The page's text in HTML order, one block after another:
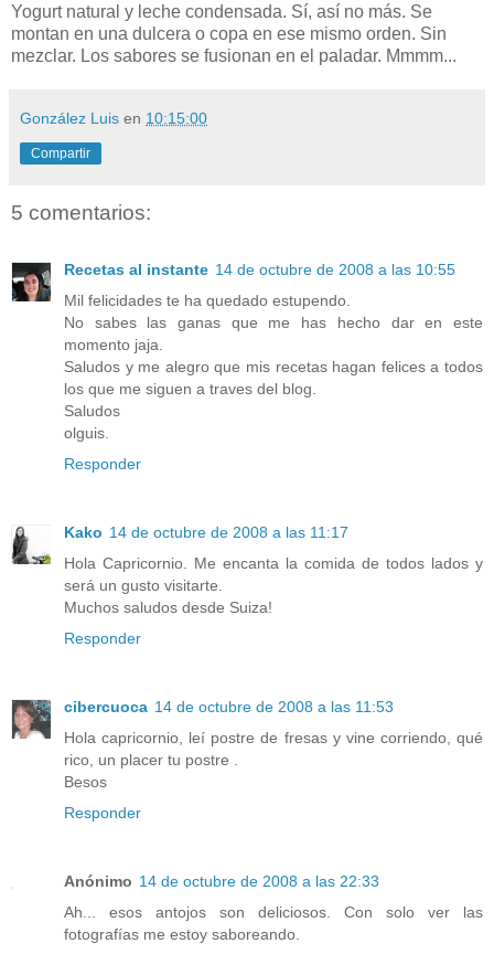
Yogurt natural y leche condensada. Sí, así no más. Se
montan en una dulcera o copa en ese mismo orden. Sin
mezclar. Los sabores se fusionan en el paladar. Mmmm...
González Luis en 10:15:00
Compartir
5 comentarios:
Recetas al instante 14 de octubre de 2008 a las 10:55
Mil felicidades te ha quedado estupendo.
No sabes las ganas que me has hecho dar en este
momento jaja.
Saludos y me alegro que mis recetas hagan felices a todos
los que me siguen a traves del blog.
Saludos
olguis.
Responder
Kako 14 de octubre de 2008 a las 11:17
Hola Capricornio. Me encanta la comida de todos lados y
será un gusto visitarte.
Muchos saludos desde Suiza!
Responder
cibercuoca 14 de octubre de 2008 a las 11:53
Hola capricornio, leí postre de fresas y vine corriendo, qué
rico, un placer tu postre .
Besos
Responder
Anónimo 14 de octubre de 2008 a las 22:33
Ah... esos antojos son deliciosos. Con solo ver las
fotografías me estoy saboreando.